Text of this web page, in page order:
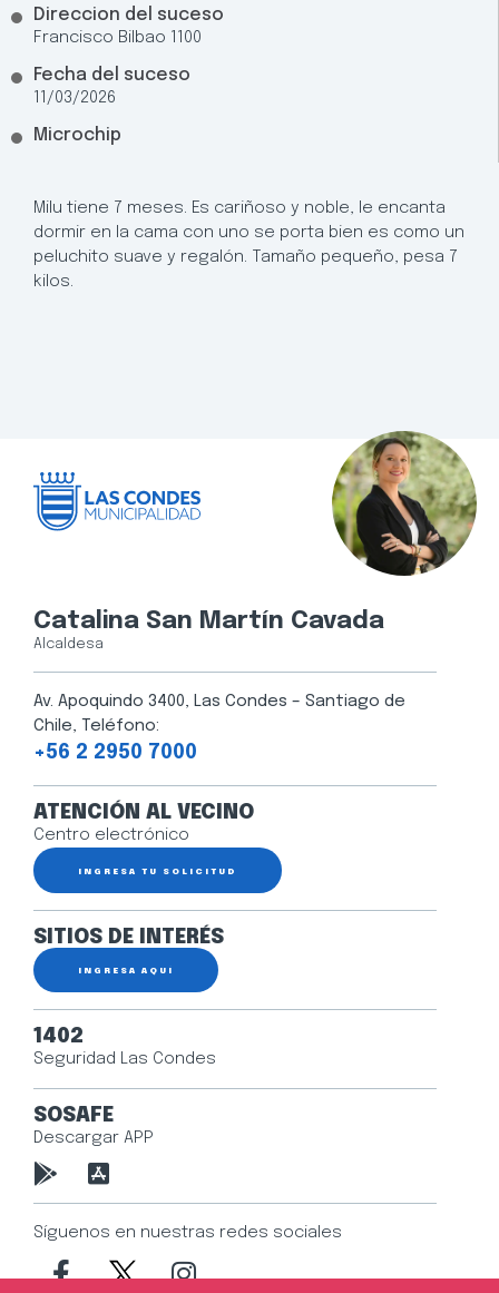
Direccion del suceso
Francisco Bilbao 1100
Fecha del suceso
11/03/2026
Microchip
Milu tiene 7 meses. Es cariñoso y noble, le encanta
dormir en la cama con uno se porta bien es como un
peluchito suave y regalón. Tamaño pequeño, pesa 7
kilos.
Catalina San Martín Cavada
Alcaldesa
Av. Apoquindo 3400, Las Condes – Santiago de
Chile, Teléfono:
+56 2 2950 7000
ATENCIÓN AL VECINO
Centro electrónico
INGRESA TU SOLICITUD
SITIOS DE INTERÉS
INGRESA AQUÍ
1402
Seguridad Las Condes
SOSAFE
Descargar APP
Síguenos en nuestras redes sociales